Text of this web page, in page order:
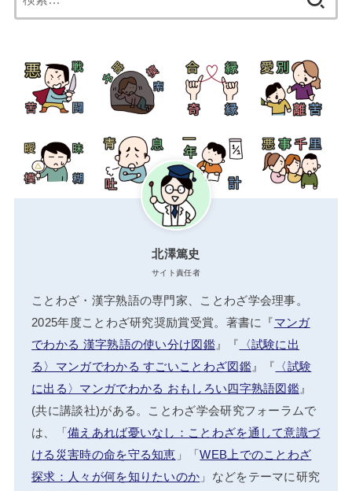
索:
北澤篤史
サイト責任者
ことわざ・漢字熟語の専門家、ことわざ学会理事。
2025年度ことわざ研究奨励賞受賞。著書に『マンガ
でわかる 漢字熟語の使い分け図鑑』『 〈試験に出
る〉マンガでわかる すごいことわざ図鑑』『 〈試験
に出る〉マンガでわかる おもしろい四字熟語図鑑 』
(共に講談社)がある。ことわざ学会研究フォーラムで
は、「備えあれば憂いなし：ことわざを通して意識づ
ける災害時の命を守る知恵 」「WEB上でのことわざ
探求：人々が何を知りたいのか 」などをテーマに研究